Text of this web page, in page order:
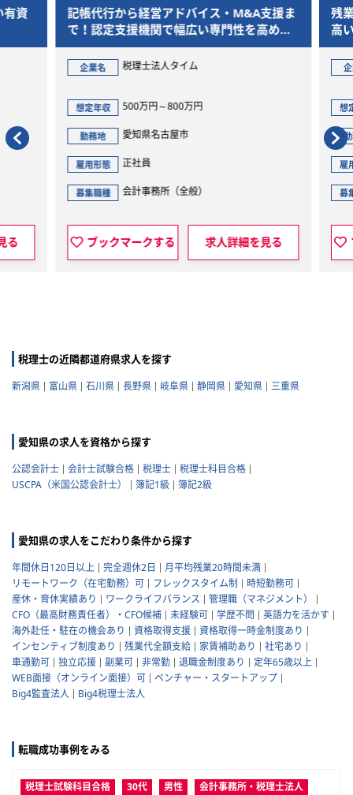
資
記帳代行から経営アドバイス・M&A支援ま
で！認定支援機関で幅広い専門性を高めま
せんか
企業名 税理士法人タイム
想定年収 500万円～800万円
勤務地 愛知県名古屋市
雇用形態 正社員
募集職種 会計事務所（全般）
ブックマークする 求人詳細を見る
残
高
フィ
企
想
勤
雇
募
税理士の近隣都道府県求人を探す
新潟県 富山県 石川県 長野県 岐阜県 静岡県 愛知県 三重県
愛知県の求人を資格から探す
公認会計士 会計士試験合格 税理士
税理士科目合格
USCPA（米国公認会計士）
簿記1級 簿記2級
愛知県の求人をこだわり条件から探す
年間休日120日以上 完全週休2日
月平均残業20時間未満
リモートワーク（在宅勤務）可
フレックスタイム制
時短勤務可
産休・育休実績あり
ワークライフバランス
管理職（マネジメント）
CFO（最高財務責任者）・CFO候補
未経験可 学歴不問
英語力を活かす
海外赴任・駐在の機会あり
資格取得支援
資格取得一時金制度あり
インセンティブ制度あり
残業代全額支給 家賃補助あり
社宅あり
車通勤可
独立応援 副業可 非常勤 退職金制度あり
定年65歳以上
WEB面接（オンライン面接）可
ベンチャー・スタートアップ
Big4監査法人
Big4税理士法人
転職成功事例をみる
税理士試験科目合格 30代 男性
会計事務所・税理士法人